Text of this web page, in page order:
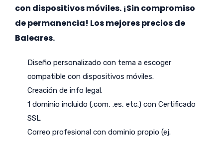
con dispositivos móviles. ¡Sin compromiso
de permanencia! Los mejores precios de
Baleares.
Diseño personalizado con tema a escoger
compatible con dispositivos móviles.
Creación de info legal.
1 dominio incluido (.com, .es, etc.) con Certificado
SSL
Correo profesional con dominio propio (ej.